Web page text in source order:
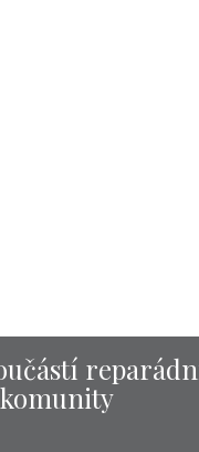
komunity